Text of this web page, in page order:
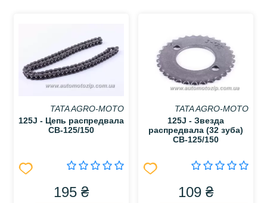
TATA AGRO-MOTO
125J - Цепь распредвала
СВ-125/150
195 ₴
TATA AGRO-MOTO
125J - Звезда
распредвала (32 зуба)
CB-125/150
109 ₴